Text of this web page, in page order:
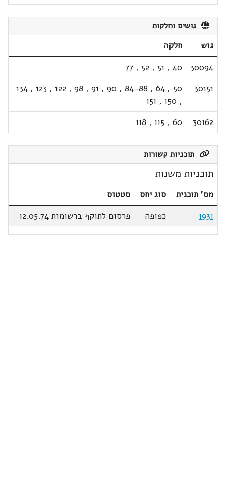
גושים וחלקות
גוש
חלקה
30094
40
,
51
,
52
,
77
30151
50
,
64
,
84-88
,
90
,
91
,
98
,
122
,
123
,
134
,
150
,
151
30162
60
,
115
,
118
תוכניות קשורות
תוכניות משנות
מס' תוכנית סוג יחס
סטטוס
1931
כפופה פרסום לתוקף ברשומות 12.05.74